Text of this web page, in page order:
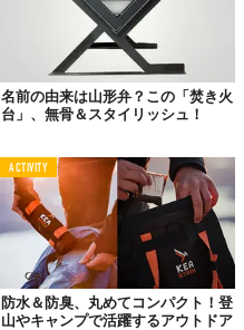
名前の由来は山形弁？この「焚き火
台」、無骨＆スタイリッシュ！
ACTIVITY
防水＆防臭、丸めてコンパクト！登
山やキャンプで活躍するアウトドア